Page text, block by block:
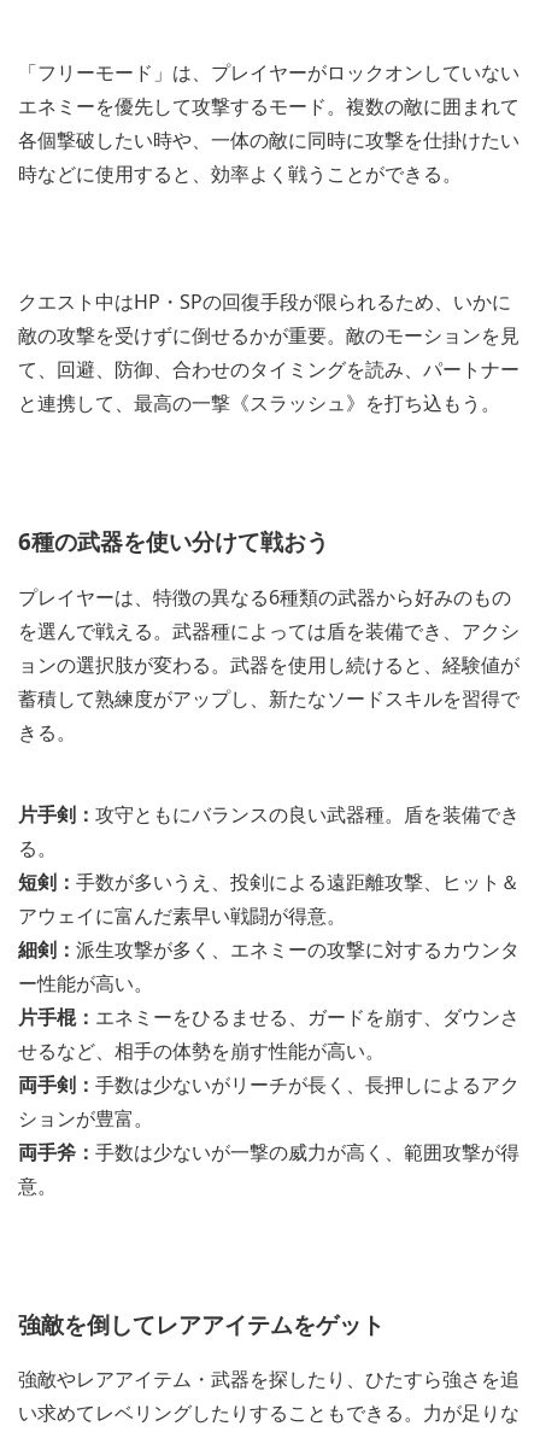
「フリーモード」は、プレイヤーがロックオンしていない
エネミーを優先して攻撃するモード。複数の敵に囲まれて
各個撃破したい時や、一体の敵に同時に攻撃を仕掛けたい
時などに使用すると、効率よく戦うことができる。
クエスト中はHP・SPの回復手段が限られるため、いかに
敵の攻撃を受けずに倒せるかが重要。敵のモーションを見
て、回避、防御、合わせのタイミングを読み、パートナー
と連携して、最高の一撃《スラッシュ》を打ち込もう。
6種の武器を使い分けて戦おう
プレイヤーは、特徴の異なる6種類の武器から好みのもの
を選んで戦える。武器種によっては盾を装備でき、アクシ
ョンの選択肢が変わる。武器を使用し続けると、経験値が
蓄積して熟練度がアップし、新たなソードスキルを習得で
きる。
片手剣： 攻守ともにバランスの良い武器種。盾を装備でき
る。
短剣： 手数が多いうえ、投剣による遠距離攻撃、ヒット＆
アウェイに富んだ素早い戦闘が得意。
細剣： 派生攻撃が多く、エネミーの攻撃に対するカウンタ
ー性能が高い。
片手棍： エネミーをひるませる、ガードを崩す、ダウンさ
せるなど、相手の体勢を崩す性能が高い。
両手剣： 手数は少ないがリーチが長く、長押しによるアク
ションが豊富。
両手斧： 手数は少ないが一撃の威力が高く、範囲攻撃が得
意。
強敵を倒してレアアイテムをゲット
強敵やレアアイテム・武器を探したり、ひたすら強さを追
い求めてレベリングしたりすることもできる。力が足りな